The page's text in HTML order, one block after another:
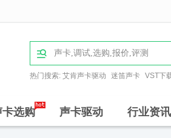

热门搜索: 艾肯声卡驱动 迷笛声卡 VST下
卡选购 声卡驱动 行业资讯